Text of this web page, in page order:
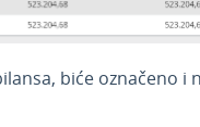
biće označeno i